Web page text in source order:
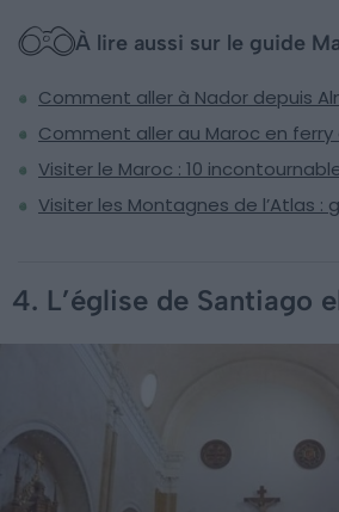
À lire aussi sur le guide
Comment aller à Nador depuis
Comment aller au Maroc en ferry
Visiter le Maroc : 10
Visiter les Montagnes de l’Atlas :
4. L’église de Santiago